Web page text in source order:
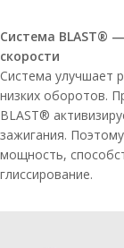
Система BLAST®
скорости
Система улучшает
низких оборотов.
BLAST®
зажигания.
мощность,
глиссирование.